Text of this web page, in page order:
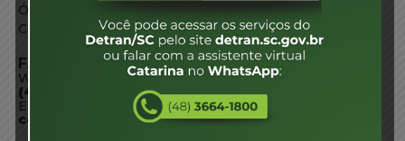
Órgãos do Governo
Conheça SC
FALE CONOSCO
WhatsApp:
(48) 3664-1800
E-mail:
centraldeinformacoes@detran.sc.gov.br